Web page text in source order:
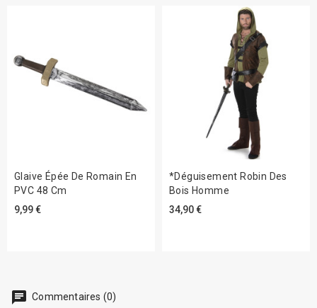
Glaive Épée De Romain En
PVC 48 Cm
9,99 €
*Déguisement Robin Des
Bois Homme
34,90 €
chat Commentaires (0)